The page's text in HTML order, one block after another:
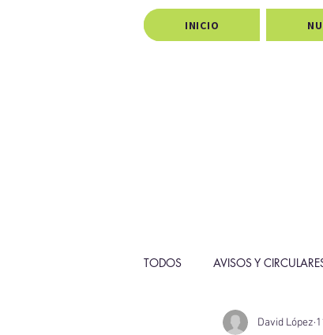
INICIO
TODOS AVISOS Y
PROYECTOS PASTORAL
David López